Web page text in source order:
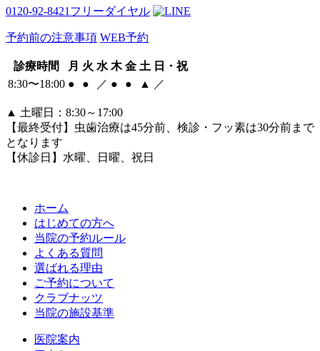
0120-92-8421 フリーダイヤル
予約前の注意事項 WEB予約
診療時間 月 火 水 木 金 土 日・祝
8:30〜18:00 ● ● ／ ● ● ▲ ／
▲ 土曜日：8:30～17:00
【最終受付】虫歯治療は45分前、検診・フッ素は30分前まで
となります
【休診日】水曜、日曜、祝日
ホーム
はじめての方へ
当院の予約ルール
よくある質問
選ばれる理由
ご予約について
クラブナッツ
当院の施設基準
医院案内